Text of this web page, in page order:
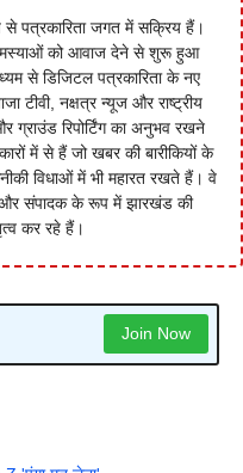
पत्रकारिता जगत में सक्रिय हैं।
को आवाज देने से शुरू हुआ
से डिजिटल पत्रकारिता के नए
टीवी, नक्षत्र न्यूज और राष्ट्रीय
ग्राउंड रिपोर्टिंग का अनुभव रखने
में से हैं जो खबर की बारीकियों के
विधाओं में भी महारत रखते हैं। वे
संपादक के रूप में झारखंड की
कर रहे हैं।
Join Now